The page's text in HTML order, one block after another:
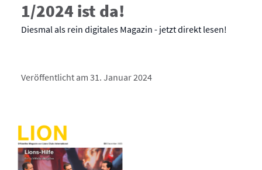
1/2024 ist da!
Diesmal als rein digitales Magazin - jetzt direkt lesen!
Veröffentlicht am 31. Januar 2024